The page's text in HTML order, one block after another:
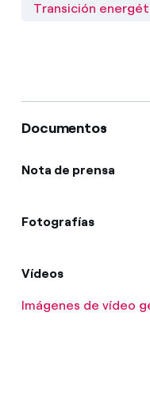
Transición
Documentos
Nota de prensa
Fotografías
Vídeos
Imágenes de vídeo